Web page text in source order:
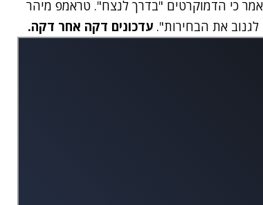
כי הדמוקרטים "בדרך לנצח". טראמפ מיהר
את הבחירות". עדכונים דקה אחר דקה.